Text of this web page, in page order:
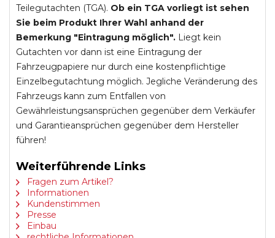
Teilegutachten (TGA). Ob ein TGA vorliegt ist sehen
Sie beim Produkt Ihrer Wahl anhand der
Bemerkung "Eintragung möglich". Liegt kein
Gutachten vor dann ist eine Eintragung der
Fahrzeugpapiere nur durch eine kostenpflichtige
Einzelbegutachtung möglich. Jegliche Veränderung des
Fahrzeugs kann zum Entfallen von
Gewährleistungsansprüchen gegenüber dem Verkäufer
und Garantieansprüchen gegenüber dem Hersteller
führen!
Weiterführende Links
Fragen zum Artikel?
Informationen
Kundenstimmen
Presse
Einbau